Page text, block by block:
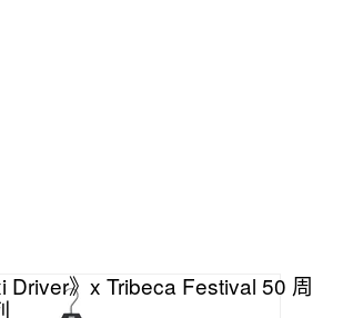
Driver》x Tribeca Festival 50 周